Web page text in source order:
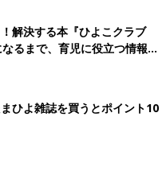
解決する本『ひよこクラブ
るまで、育児に役立つ情報が
ひよ雑誌を買うとポイント10